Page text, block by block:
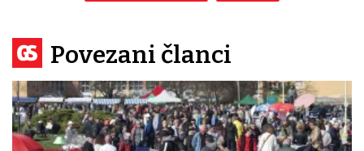
Povezani članci